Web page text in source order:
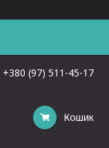
+380 (97) 511-45-17
Кошик